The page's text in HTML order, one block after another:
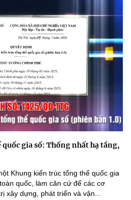
gia số: Thống nhất hạ tầng,
Khung kiến trúc tổng thể quốc gia
quốc, làm căn cứ để các cơ
xây dựng, phát triển và vận...